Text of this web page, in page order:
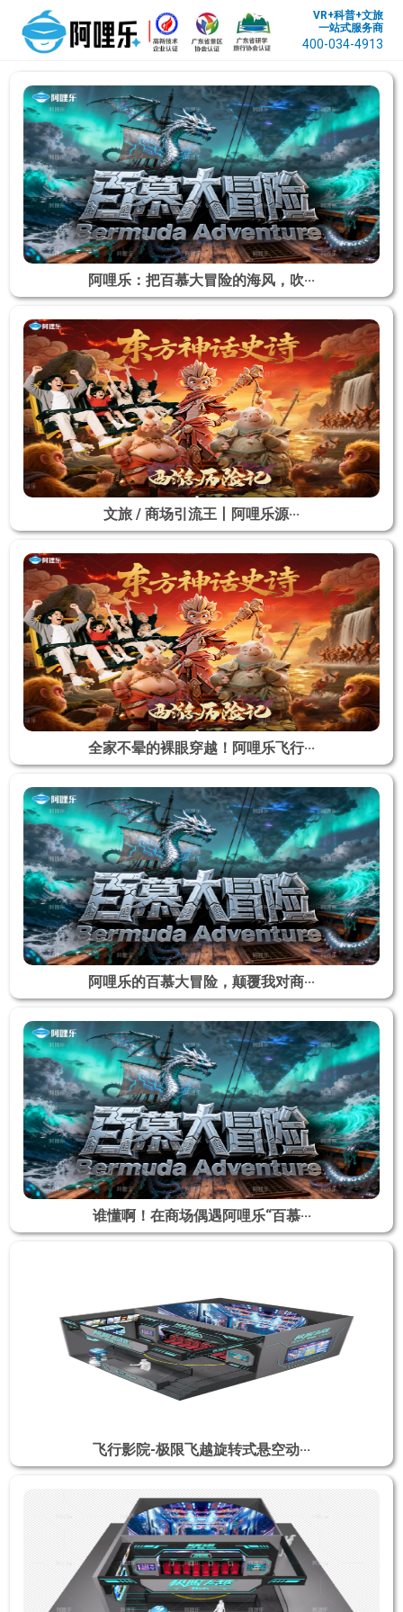
VR+科普+文旅
一站式服务商
400-034-4913
阿哩乐：把百慕大冒险的海风，吹···
文旅 / 商场引流王丨阿哩乐源···
全家不晕的裸眼穿越！阿哩乐飞行···
阿哩乐的百慕大冒险，颠覆我对商···
谁懂啊！在商场偶遇阿哩乐“百慕···
飞行影院-极限飞越旋转式悬空动···